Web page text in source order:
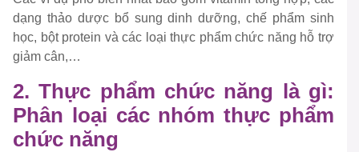
dạng thảo dược bổ sung dinh dưỡng, chế phẩm sinh
học, bột protein và các loại thực phẩm chức năng hỗ trợ
giảm cân,…
2. Thực phẩm chức năng là gì:
Phân loại các nhóm thực phẩm
chức năng